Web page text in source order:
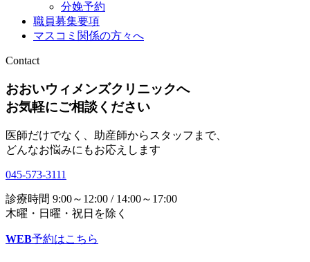
分娩予約
職員募集要項
マスコミ関係の方々へ
Contact
おおいウィメンズクリニックへ
お気軽にご相談ください
医師だけでなく、助産師からスタッフまで、
どんなお悩みにもお応えします
045-573-3111
診療時間 9:00～12:00 / 14:00～17:00
木曜・日曜・祝日を除く
WEB予約はこちら